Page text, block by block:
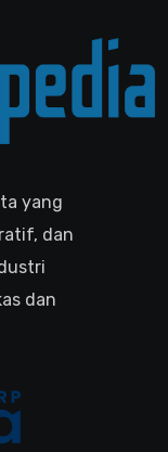
yang
dan
dan